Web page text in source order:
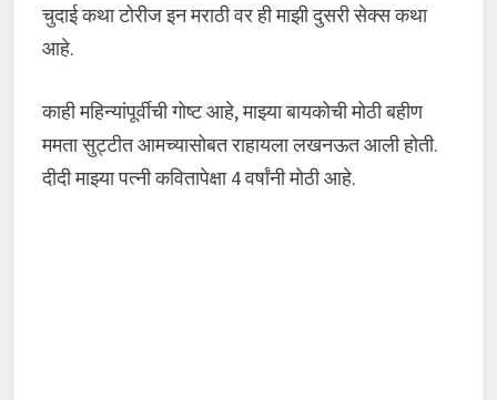
चुदाई कथा टोरीज इन मराठी वर ही माझी दुसरी सेक्स कथा
आहे.
काही महिन्यांपूर्वीची गोष्ट आहे, माझ्या बायकोची मोठी बहीण
ममता सुट्टीत आमच्यासोबत राहायला लखनऊत आली होती.
दीदी माझ्या पत्नी कवितापेक्षा 4 वर्षांनी मोठी आहे.